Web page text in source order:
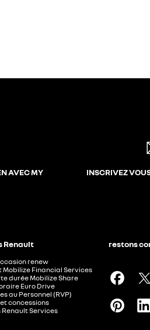
AVEC MY
INSCRIVEZ
Renault
renew
Mobilize Financial Services
durée Mobilize Share
Euro Drive
au Personnel (RVP)
concessions
Renault Services
restons